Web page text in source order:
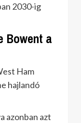
2030-ig
Bowent a
Ham
hajlandó
azonban azt